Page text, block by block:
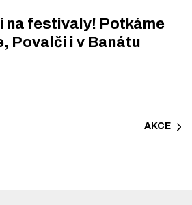
na festivaly! Potkáme
Povalči i v Banátu
AKCE